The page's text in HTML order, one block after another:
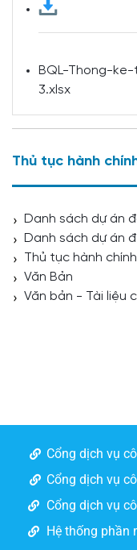
BQL-Thong-
3.xlsx
Thủ tục hành
Danh sách dự án
Danh sách dự án
Thủ tục hành chính
Văn Bản
Văn bản - Tài liệu
Cổng dịch vụ
Cổng dịch vụ
Cổng dịch vụ
Hệ thống phần